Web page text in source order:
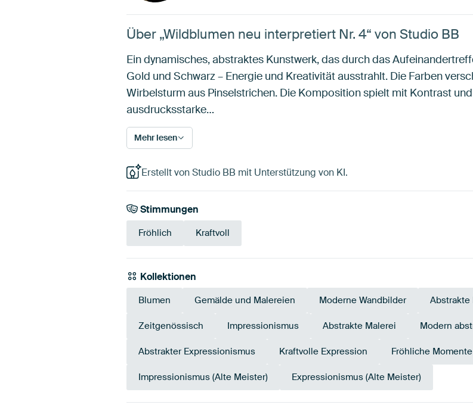
Über „Wildblumen neu interpretiert Nr. 4“ von Studio BB
Ein dynamisches, abstraktes Kunstwerk, das durch das
Gold und Schwarz – Energie und Kreativität ausstrahlt. Die Farben
Wirbelsturm aus Pinselstrichen. Die Komposition spielt mit Kontrast
ausdrucksstarke…
Mehr lesen
Erstellt von Studio BB mit Unterstützung von KI.
Stimmungen
Fröhlich Kraftvoll
Kollektionen
Blumen Gemälde und Malereien Moderne Wandbilder Abstrakte
Zeitgenössisch Impressionismus Abstrakte Malerei Modern
Abstrakter Expressionismus Kraftvolle Expression Fröhliche Momente
Impressionismus (Alte Meister) Expressionismus (Alte Meister)